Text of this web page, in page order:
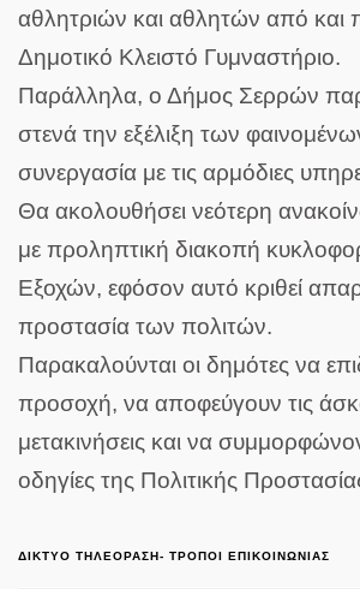
αθλητριών και αθλητών από και
Δημοτικό Κλειστό Γυμναστήριο.
Παράλληλα, ο Δήμος Σερρών
στενά την εξέλιξη των
συνεργασία με τις αρμόδιες
Θα ακολουθήσει νεότερη
με προληπτική διακοπή
Εξοχών, εφόσον αυτό κριθεί
προστασία των πολιτών.
Παρακαλούνται οι δημότες να
προσοχή, να αποφεύγουν τις
μετακινήσεις και να
οδηγίες της Πολιτικής
ΔΙΚΤΥΟ ΤΗΛΕΟΡΑΣΗ- ΤΡΟΠΟΙ ΕΠΙΚΟΙΝΩΝΙΑΣ